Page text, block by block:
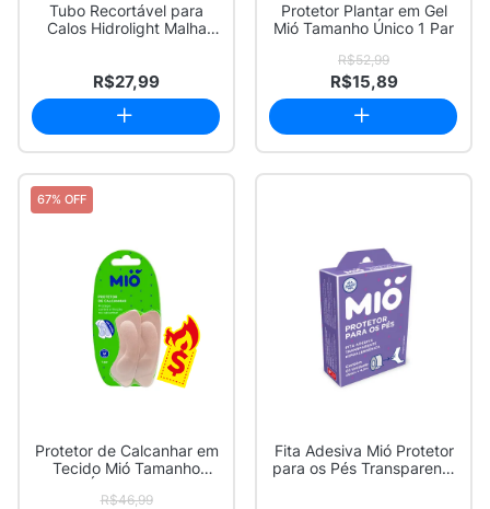
Tubo Recortável para
Calos Hidrolight Malha
R$27,99
Protetor Plantar em Gel
Mió Tamanho Único 1 Par
R$52,99
R$15,89
67% OFF
Protetor de Calcanhar em
Tecido Mió Tamanho
Único 1 Par
R$46,99
Fita Adesiva Mió Protetor
para os Pés Transparente